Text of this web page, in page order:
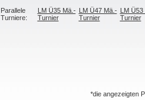
Parallele
Turniere:
LM Ü35 Mä.-
Turnier
LM Ü47 Mä.-
Turnier
LM Ü53
Turnier
*die angezeigten